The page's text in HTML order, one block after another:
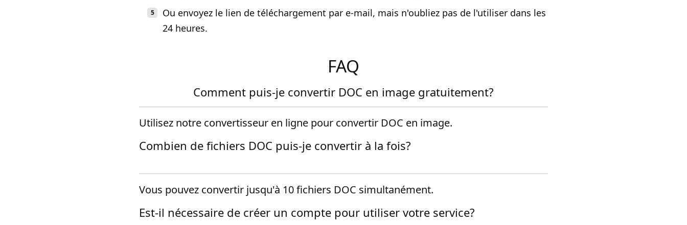
Ou envoyez le lien de téléchargement par e-mail, mais n'oubliez pas de l'utiliser dans les
24 heures.
FAQ
Comment puis-je convertir DOC en image gratuitement?
Utilisez notre convertisseur en ligne pour convertir DOC en image.
Combien de fichiers DOC puis-je convertir à la fois?
Vous pouvez convertir jusqu'à 10 fichiers DOC simultanément.
Est-il nécessaire de créer un compte pour utiliser votre service?